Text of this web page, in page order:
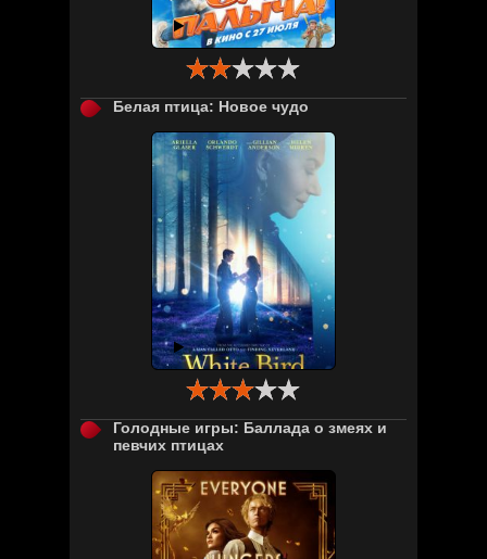

Белая птица: Новое чудо

Голодные игры: Баллада о змеях и
певчих птицах